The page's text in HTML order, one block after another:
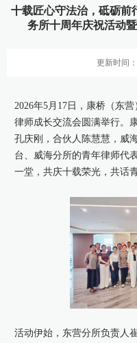
康桥
十载匠心守法治，砥砺
务所十周年庆祝活动
更新时间
2026年5月17日，康桥（东
律师成长交流会圆满举行。
孔庆刚，合伙人陈慧慧，威
台、威海分所的青年律师代
一堂，共庆十载荣光，共话
活动伊始，东营分所负责人